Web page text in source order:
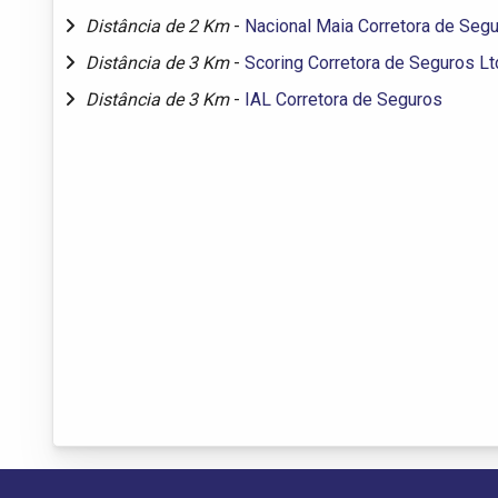
Distância de 2 Km - Nacional Maia Corretora de
Distância de 3 Km - Scoring Corretora de Seguros
Distância de 3 Km - IAL Corretora de Seguros